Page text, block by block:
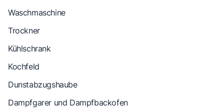
Waschmaschine
Trockner
Kühlschrank
Kochfeld
Dunstabzugshaube
Dampfgarer und Dampfbackofen